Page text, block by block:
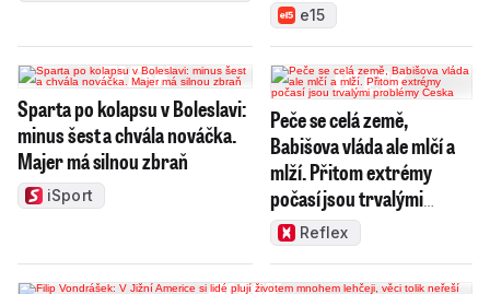
e15
Sparta po kolapsu v Boleslavi:
minus šest a chvála nováčka.
Majer má silnou zbraň
iSport
Peče se celá země,
Babišova vláda ale mlčí a
mlží. Přitom extrémy
počasí jsou trvalými
problémy Česka
Reflex